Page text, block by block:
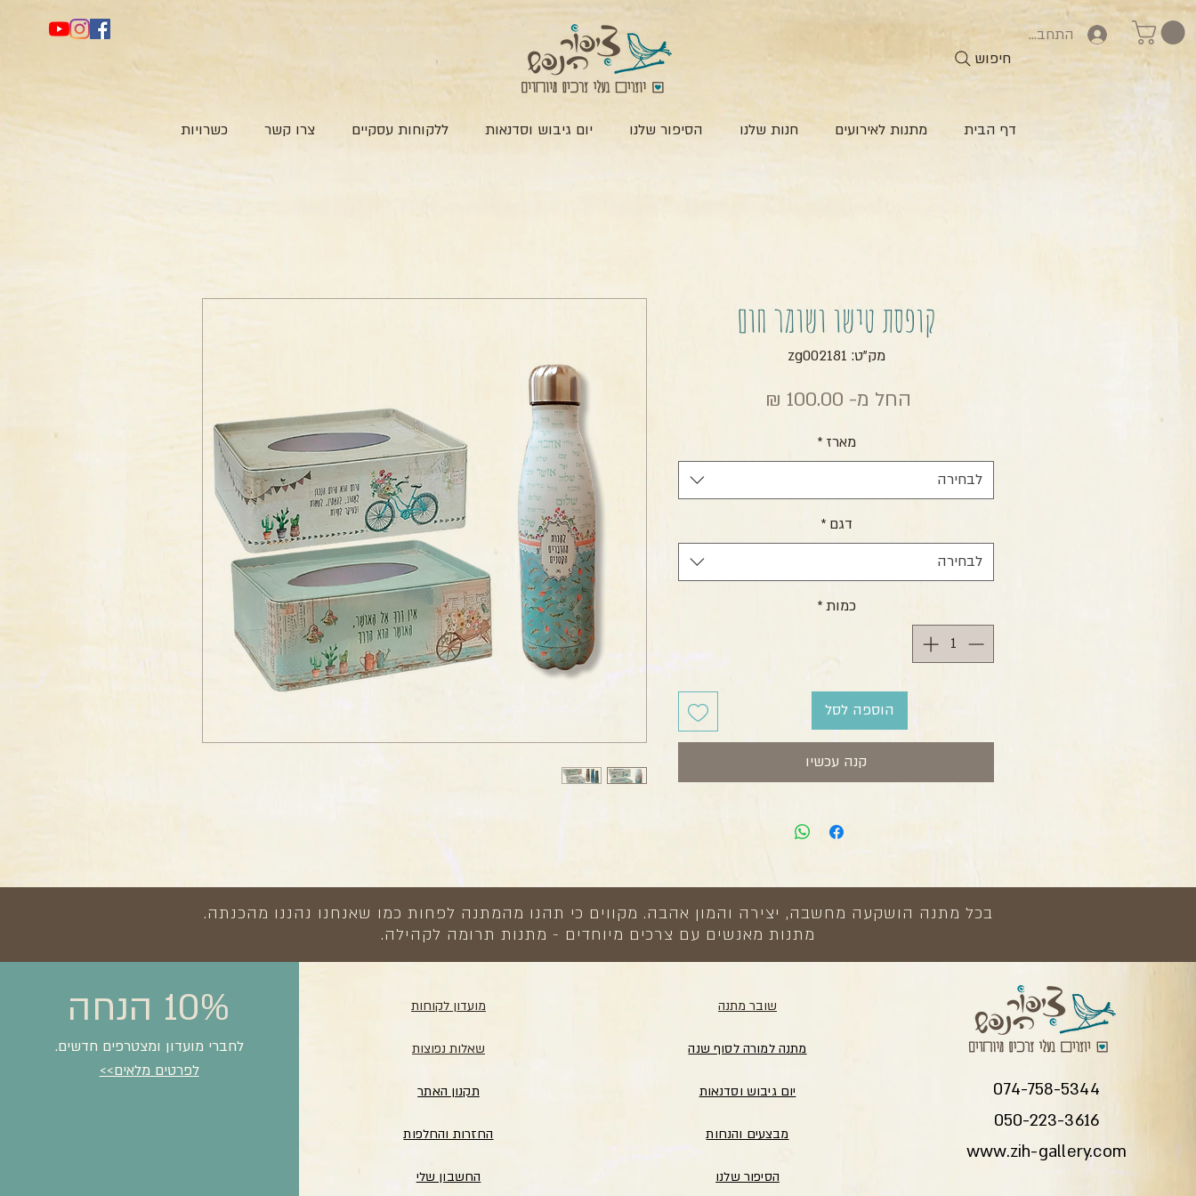
התחברות
חיפוש
דף הבית מתנות לאירועים חנות שלנו הסיפור שלנו יום גיבוש וסדנאות ללקוחות עסקיים צרו קשר כשרויות
קופסת טישו ושומר חום
מק"ט: zg002181
החל מ- 100.00 ₪
מארז *
לבחירה
דגם *
לבחירה
כמות *
הוספה לסל
קנה עכשיו
בכל מתנה הושקעה מחשבה, יצירה והמון אהבה. מקווים כי תהנו מהמתנה לפחות כמו שאנחנו נהננו מהכנתה.
מתנות מאנשים עם צרכים מיוחדים - מתנות תרומה לקהילה.
10% הנחה
לחברי מועדון ומצטרפים חדשים.
לפרטים מלאים>>
מועדון לקוחות
שאלות נפוצות
תקנון האתר
החזרות והחלפות
החשבון שלי
שובר מתנה
מתנה למורה לסוף שנה
יום גיבוש וסדנאות
מבצעים והנחות
הסיפור שלנו
074-758-5344
050-223-3616
www.zih-gallery.com